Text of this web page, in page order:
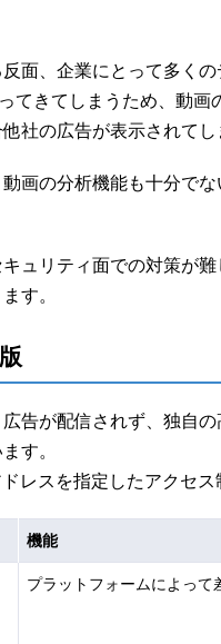
面、企業にとって多くの
てきてしまうため、動画
社の広告が表示されてし
画の分析機能も十分で
ュリティ面での対策が
す。
告が配信されず、独自
す。
レスを指定したアクセ
機能
プラットフォームによって